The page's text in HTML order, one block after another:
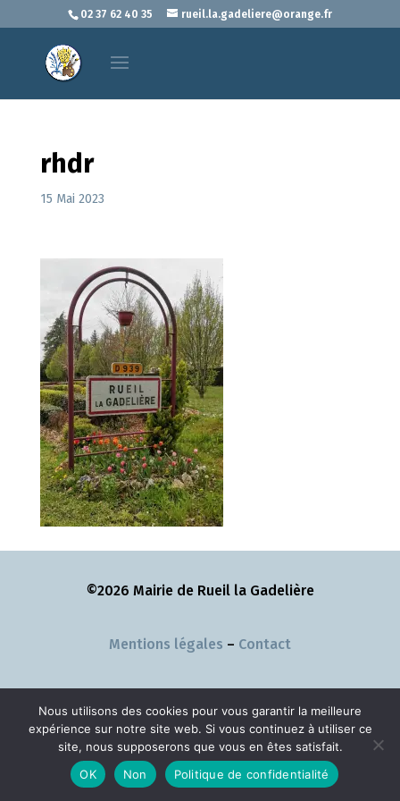
02 37 62 40 35 rueil.la.gadeliere@orange.fr
rhdr
15 Mai 2023
©2026 Mairie de Rueil la Gadelière
Mentions légales – Contact
Nous utilisons des cookies pour vous garantir la meilleure
expérience sur notre site web. Si vous continuez à utiliser ce
site, nous supposerons que vous en êtes satisfait.
OK
Non Politique de confidentialité